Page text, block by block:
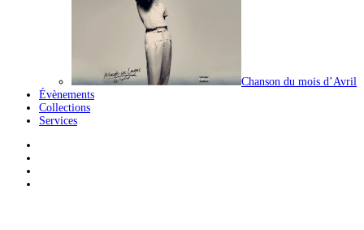
Chanson du mois d’Avril
Évènements
Collections
Services